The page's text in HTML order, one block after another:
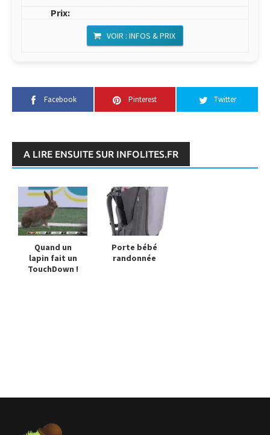
VOIR : INFOS & PRIX
Facebook Pinterest Twitter
A LIRE ENSUITE SUR INFOLITES.FR
Quand un
lapin fait un
TouchDown !
Porte bébé
randonnée